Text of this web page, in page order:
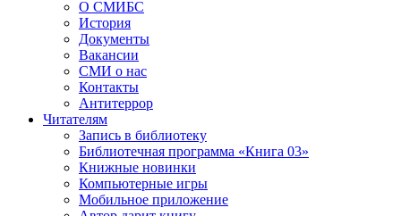
О СМИБС
История
Документы
Вакансии
СМИ о нас
Контакты
Антитеррор
Читателям
Запись в библиотеку
Библиотечная программа «Книга 03»
Книжные новинки
Компьютерные игры
Мобильное приложение